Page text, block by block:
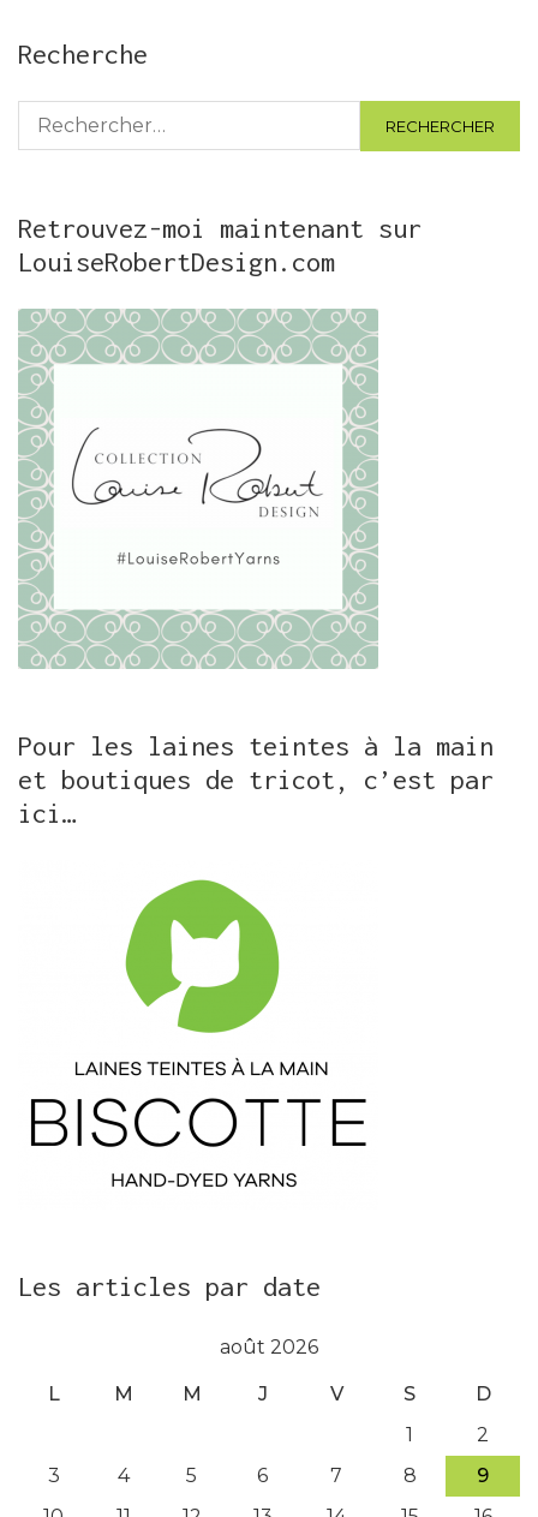
Recherche
Rechercher :
Retrouvez-moi maintenant sur
LouiseRobertDesign.com
Pour les laines teintes à la main
et boutiques de tricot, c’est par
ici…
Les articles par date
août 2026
L M M J V S
D
1
2
3
4 5 6 7 8
9